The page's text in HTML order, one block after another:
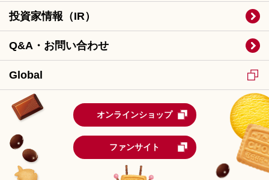
投資家情報（IR）
Q&A・お問い合わせ
Global
オンラインショップ
ファンサイト